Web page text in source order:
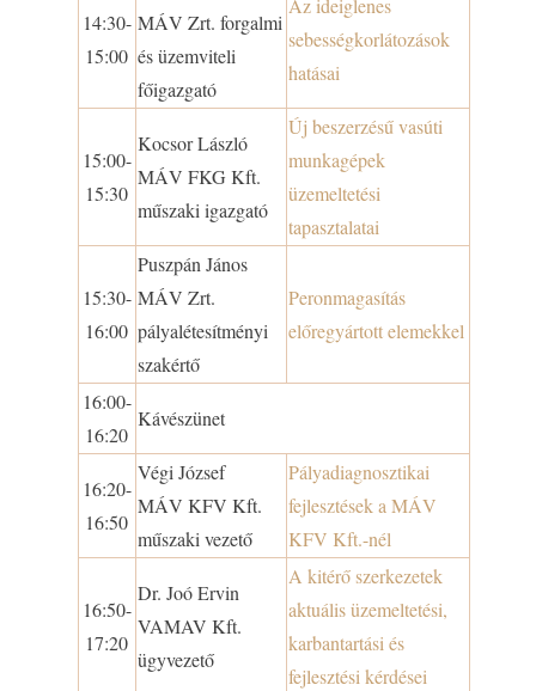
14:30-
15:00
MÁV Zrt. forgalmi
és üzemviteli
főigazgató
Az ideiglenes
sebességkorlátozások
hatásai
15:00-
15:30
Kocsor László
MÁV FKG Kft.
műszaki igazgató
Új beszerzésű vasúti
munkagépek
üzemeltetési
tapasztalatai
15:30-
16:00
Puszpán János
MÁV Zrt.
pályalétesítményi
szakértő
Peronmagasítás
előregyártott elemekkel
16:00-
16:20
Kávészünet
16:20-
16:50
Végi József
MÁV KFV Kft.
műszaki vezető
Pályadiagnosztikai
fejlesztések a MÁV
KFV Kft.-nél
16:50-
17:20
Dr. Joó Ervin
VAMAV Kft.
ügyvezető
A kitérő szerkezetek
aktuális üzemeltetési,
karbantartási és
fejlesztési kérdései